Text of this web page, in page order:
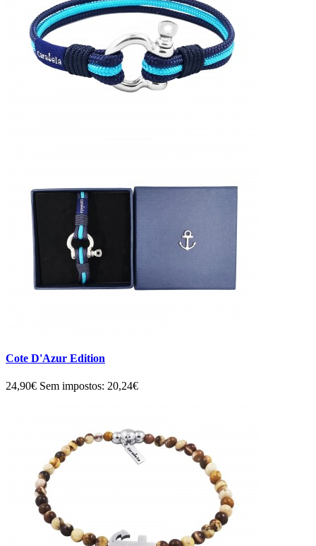
Cote D'Azur Edition
24,90€ Sem impostos: 20,24€